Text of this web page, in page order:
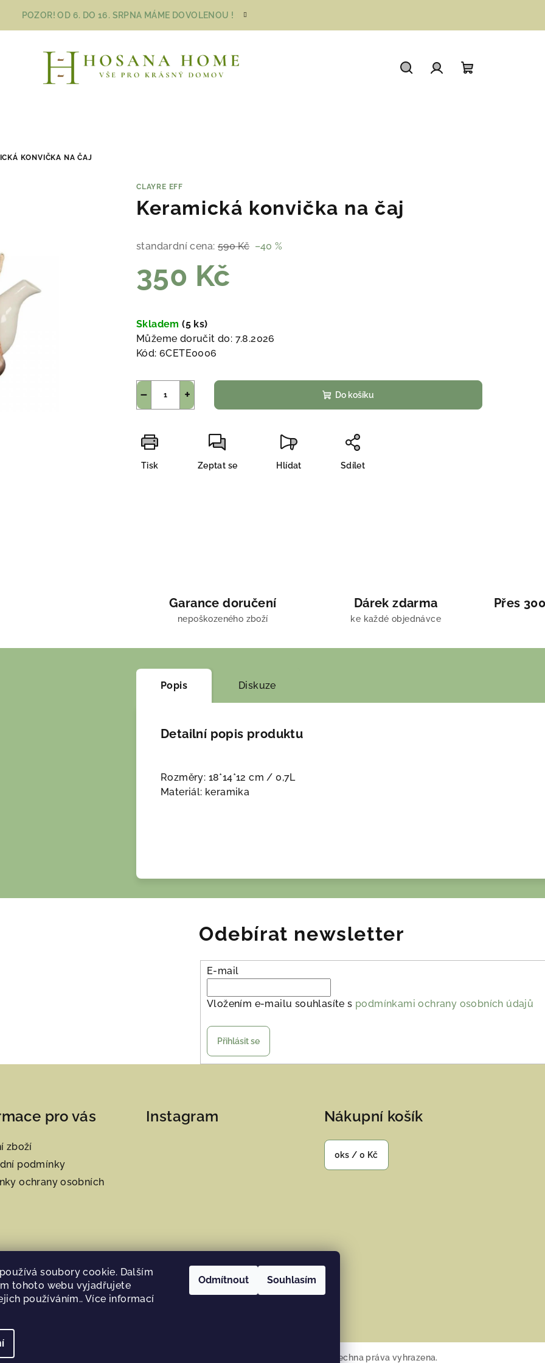
soubory cookie. Dalším
tohoto webu vyjadřujete
používáním.. Více informací
Odmítnout Souhlasím
POZOR! OD 6. DO 16. SRPNA MÁME DOVOLENOU !
KONVIČKA NA ČAJ
CLAYRE EFF
Keramická konvička na čaj
standardní cena: 590 Kč –40 %
350 Kč
cena:
Skladem(5 ks)
Můžeme doručit do: 7.8.2026
Kód: 6CETE0006
+
− Do košíku
Tisk Zeptat se Hlídat Sdílet
Garance doručení
nepoškozeného zboží
Dárek zdarma
ke každé objednávce
Přes
Popis Diskuze
Detailní popis produktu
Rozměry: 18*14*12 cm / 0,7L
Materiál: keramika
Odebírat newsletter
E-mail
Vložením e-mailu souhlasíte s podmínkami ochrany osobních údajů
Přihlásit se
pro vás
zboží
podmínky
ochrany osobních
Instagram Nákupní košík
0ks / 0 Kč
. Všechna práva vyhrazena.